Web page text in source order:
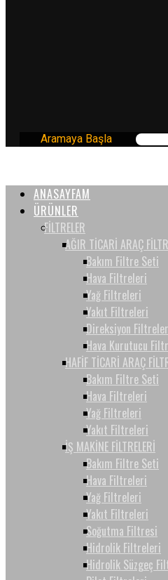
Aramaya Başla
ANASAYFAM
ÜRÜNLER
FİLTRELER
AĞIR TİCARİ ARAÇ
Bakım Filtre Seti
Hava Filtreleri
Yağ Filtreleri
Yakıt Filtreleri
Direksiyon
Hava Kurutucu
HAFİF TİCARİ ARAÇ
Bakım Filtre Seti
Hava Filtreleri
Yağ Filtreleri
Yakıt Filtreleri
İŞ MAKİNE FİLTRELERİ
Bakım Filtre Seti
Hava Filtreleri
Yağ Filtreleri
Yakıt Filtreleri
Soğutma Filtresi
Hidrolik Filtreleri
Hidrolik Süzgeç